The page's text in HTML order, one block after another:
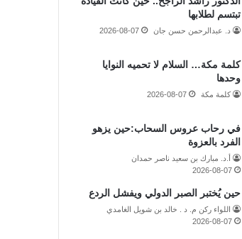
تبتسم لطلابها
د. عبدالرحمن حسن جان 2026-08-07
كلمة مكة… السلام لا تحميه النوايا
وحدها
كلمة مكة 2026-08-07
في رحاب عروس السحاب:حين يزهو
الفرد بالعزوة
أ.د. مبارك بن سعيد ناصر حمدان
2026-08-07
حين يُختبر الصبر الدولي ويفشل الردع
اللواء ركن م. د . خالد بن شويل الغامدي
2026-08-07